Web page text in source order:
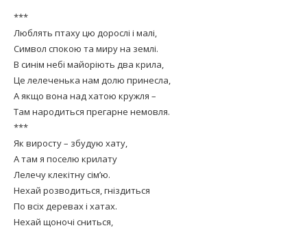
***
Люблять птаху цю дорослі і малі,
Символ спокою та миру на землі.
В синім небі майоріють два крила,
Це лелеченька нам долю принесла,
А якщо вона над хатою кружля –
Там народиться прегарне немовля.
***
Як виросту – збудую хату,
А там я поселю крилату
Лелечу клекітну сім’ю.
Нехай розводиться, гніздиться
По всіх деревах і хатах.
Нехай щоночі сниться,